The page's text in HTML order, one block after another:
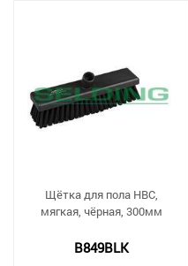
Щётка для пола HBC,
мягкая, чёрная, 300мм
B849BLK